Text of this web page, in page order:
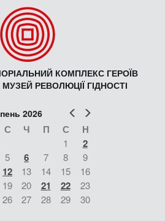
КОМПЛЕКС ГЕРОЇВ
РЕВОЛЮЦІЇ ГІДНОСТІ
Попер
2026
С Ч П С Н
1 2
5 6 7 8
9
12 13 14 15
16
19 20 21 22
23
26 27 28 29
30